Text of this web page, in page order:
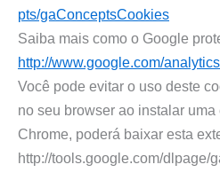
pts/gaConceptsCookies
Saiba mais como o Google
http://www.google.com/
Você pode evitar o uso deste
no seu browser ao instalar
Chrome, poderá baixar esta
http://tools.google.com/dlpage/